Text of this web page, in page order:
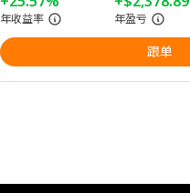
年收益率 年盈亏
跟单